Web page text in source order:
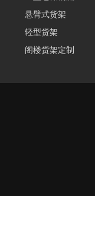
轻型货架
阁楼货架定制
仓储货架品牌